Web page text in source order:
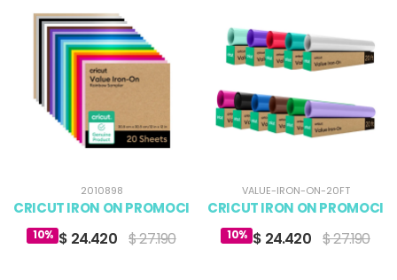
2010898
CRICUT IRON ON PROMOCIONAL MULTICOLOR 12 X 12 (20)
10% $ 24.420 $ 27.190
VALUE-IRON-ON-20FT
CRICUT IRON ON
10% $ 24.420 $ 27.190